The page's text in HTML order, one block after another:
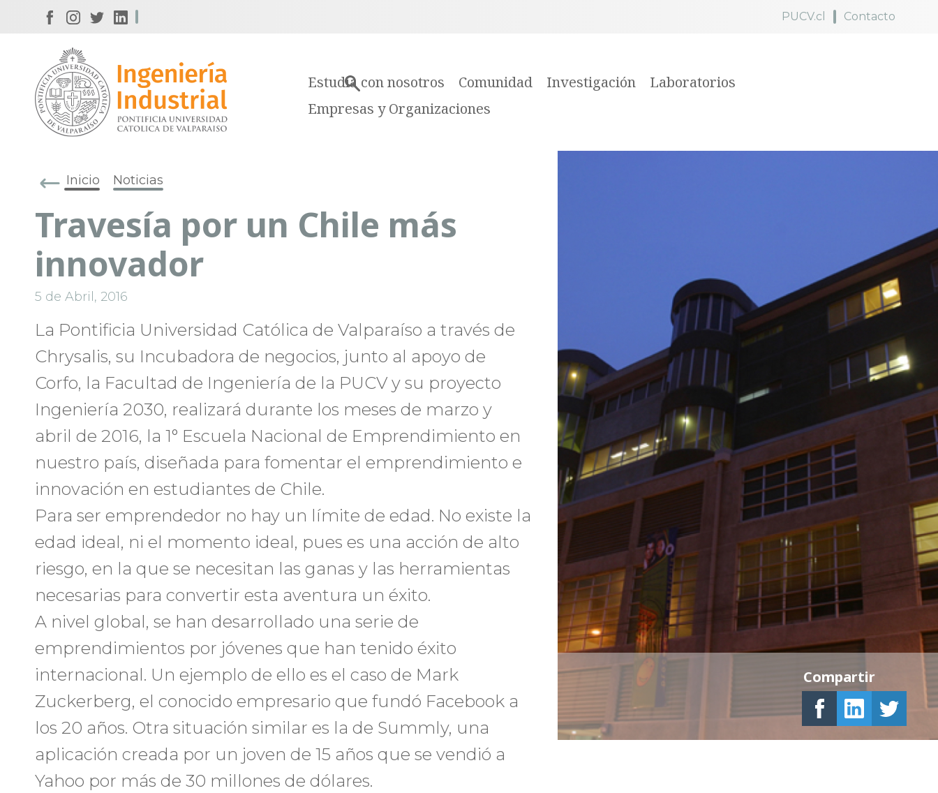
PUCV.cl Contacto
Estudia con nosotros Comunidad Investigación
Laboratorios
Empresas y Organizaciones
Inicio Noticias
Travesía por un Chile más
innovador
5 de Abril, 2016
La Pontificia Universidad Católica de Valparaíso a través de
Chrysalis, su Incubadora de negocios, junto al apoyo de
Corfo, la Facultad de Ingeniería de la PUCV y su proyecto
Ingeniería 2030, realizará durante los meses de marzo y
abril de 2016, la 1° Escuela Nacional de Emprendimiento en
nuestro país, diseñada para fomentar el emprendimiento e
innovación en estudiantes de Chile.
Para ser emprendedor no hay un límite de edad. No existe la
edad ideal, ni el momento ideal, pues es una acción de alto
riesgo, en la que se necesitan las ganas y las herramientas
necesarias para convertir esta aventura un éxito.
A nivel global, se han desarrollado una serie de
emprendimientos por jóvenes que han tenido éxito
internacional. Un ejemplo de ello es el caso de Mark
Zuckerberg, el conocido empresario que fundó Facebook a
los 20 años. Otra situación similar es la de Summly, una
aplicación creada por un joven de 15 años que se vendió a
Yahoo por más de 30 millones de dólares.
Compartir